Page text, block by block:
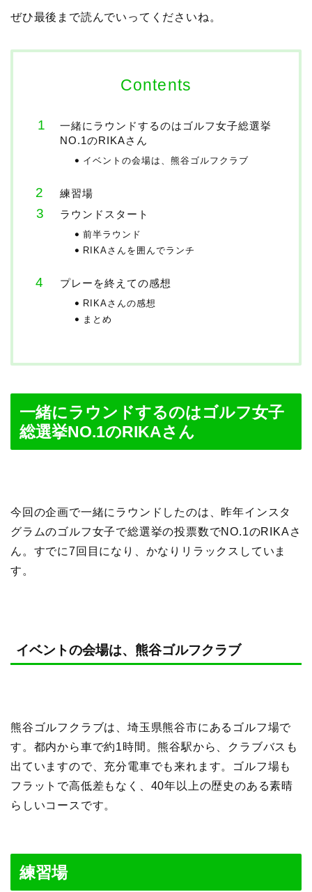
ぜひ最後まで読んでいってくださいね。
Contents
一緒にラウンドするのはゴルフ女子総選挙
NO.1のRIKAさん
イベントの会場は、熊谷ゴルフクラブ
練習場
ラウンドスタート
前半ラウンド
RIKAさんを囲んでランチ
プレーを終えての感想
RIKAさんの感想
まとめ
一緒にラウンドするのはゴルフ女子
総選挙NO.1のRIKAさん
今回の企画で一緒にラウンドしたのは、昨年インスタ
グラムのゴルフ女子で総選挙の投票数でNO.1のRIKAさ
ん。すでに7回目になり、かなりリラックスしていま
す。
イベントの会場は、熊谷ゴルフクラブ
熊谷ゴルフクラブは、埼玉県熊谷市にあるゴルフ場で
す。都内から車で約1時間。熊谷駅から、クラブバスも
出ていますので、充分電車でも来れます。ゴルフ場も
フラットで高低差もなく、40年以上の歴史のある素晴
らしいコースです。
練習場